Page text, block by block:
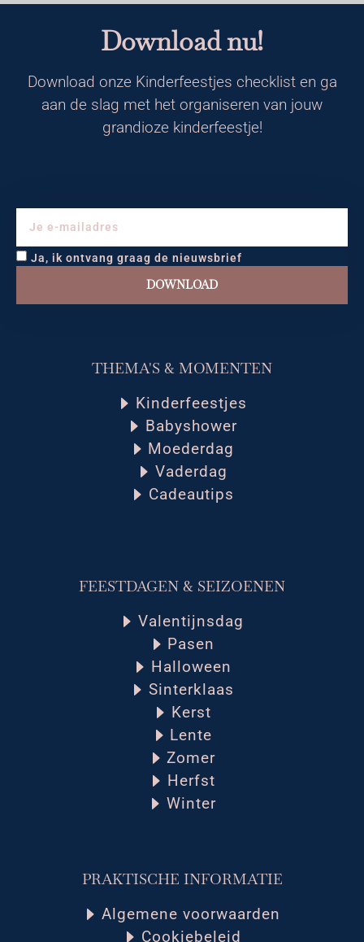
Download nu!
Download onze Kinderfeestjes checklist en ga
aan de slag met het organiseren van jouw
grandioze kinderfeestje!
Ja, ik ontvang graag de nieuwsbrief
DOWNLOAD
THEMA'S & MOMENTEN
Kinderfeestjes
Babyshower
Moederdag
Vaderdag
Cadeautips
FEESTDAGEN & SEIZOENEN
Valentijnsdag
Pasen
Halloween
Sinterklaas
Kerst
Lente
Zomer
Herfst
Winter
PRAKTISCHE INFORMATIE
Algemene voorwaarden
Cookiebeleid